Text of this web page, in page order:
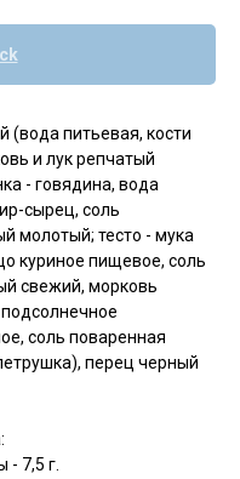
(вода питьевая, кости
и лук репчатый
- говядина, вода
сырец, соль
молотый; тесто - мука
куриное пищевое, соль
свежий, морковь
соль поваренная
перец черный
- 7,5 г.